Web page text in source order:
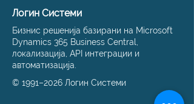
Логин Системи
Бизнис решенија базирани на Microsoft
Dynamics 365 Business Central,
локализација, API интеграции и
автоматизација.
© 1991–2026 Логин Системи